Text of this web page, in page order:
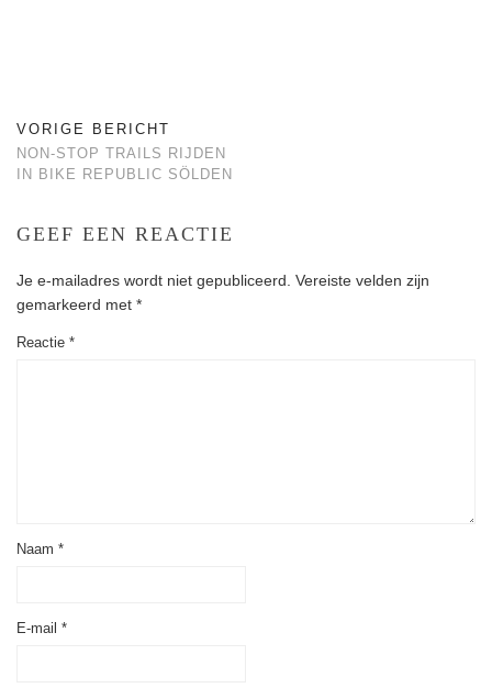
VORIGE BERICHT
NON-STOP TRAILS RIJDEN
IN BIKE REPUBLIC SÖLDEN
GEEF EEN REACTIE
Je e-mailadres wordt niet gepubliceerd. Vereiste velden zijn
gemarkeerd met *
Reactie *
Naam *
E-mail *